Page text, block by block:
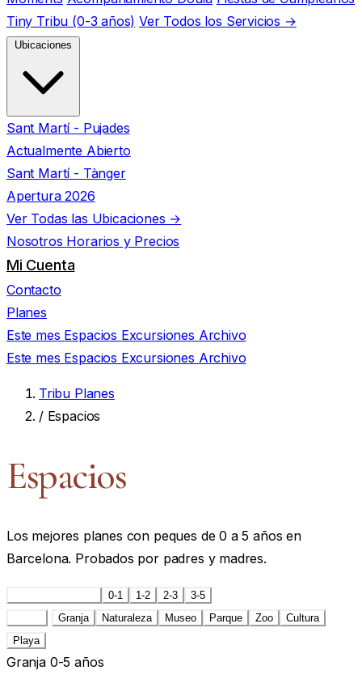
Tiny Tribu (0-3 años) Ver Todos los Servicios →
Ubicaciones
Sant Martí - Pujades
Actualmente Abierto
Sant Martí - Tànger
Apertura 2026
Ver Todas las Ubicaciones →
Nosotros Horarios y Precios
Mi Cuenta
Contacto
Planes
Este mes Espacios Excursiones Archivo
Este mes Espacios Excursiones Archivo
Tribu Planes
/ Espacios
Espacios
Los mejores planes con peques de 0 a 5 años en
Barcelona. Probados por padres y madres.
0-1 1-2 2-3
3-5
Granja Naturaleza Museo Parque Zoo
Cultura
Playa
Granja 0-5 años